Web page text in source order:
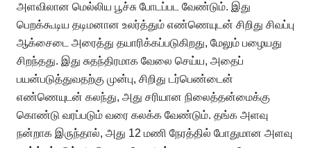
அளவிலான மெல்லிய பூச்சு போடப்பட வேண்டும். இது
பெறக்கூடிய தடிமனான உலர்த்தும் எண்ணெயுடன் சிறிது சிவப்பு
ஆக்சைடை அரைத்து தயாரிக்கப்படுகிறது, மேலும் பழையது
சிறந்தது. இது சுதந்திரமாக வேலை செய்ய, அதைப்
பயன்படுத்துவதற்கு முன்பு, சிறிது டர்பெண்டைன்
எண்ணெயுடன் கலந்து, அது சரியான நிலைத்தன்மைக்கு
கொண்டு வரப்படும் வரை கலக்க வேண்டும். தங்க அளவு
நன்றாக இருந்தால், அது 12 மணி நேரத்தில் போதுமான அளவு